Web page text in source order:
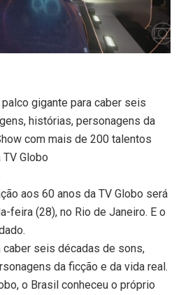
gigante para caber seis
histórias, personagens da
com mais de 200 talentos
Globo
aos 60 anos da TV Globo será
feira (28), no Rio de Janeiro. E o
caber seis décadas de sons,
da ficção e da vida real.
o Brasil conheceu o próprio